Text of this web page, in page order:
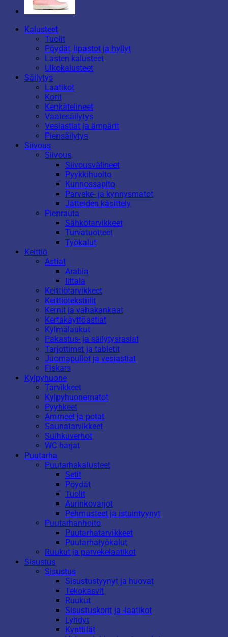
Kalusteet
Tuolit
Pöydät, lipastot ja hyllyt
Lasten kalusteet
Ulkokalusteet
Säilytys
Laatikot
Korit
Kenkätelineet
Vaatesäilytys
Vesiastiat ja ämpärit
Piensäilytys
Siivous
Siivous
Siivousvälineet
Pyykkihuolto
Kunnossapito
Parveke- ja kynnysmatot
Jätteiden käsittely
Pienrauta
Sähkötarvikkeet
Turvatuotteet
Työkalut
Keittiö
Astiat
Arabia
Iittala
Keittiötarvikkeet
Keittiötekstiilit
Kernit ja vahakankaat
Kertakäyttöastiat
Kylmälaukut
Pakastus- ja säilytysrasiat
Tarjottimet ja tabletit
Juomapullot ja vesiastiat
Fiskars
Kylpyhuone
Tarvikkeet
Kylpyhuonematot
Pyyhkeet
Ammeet ja potat
Saunatarvikkeet
Suihkuverhot
WC-harjat
Puutarha
Puutarhakalusteet
Setit
Pöydät
Tuolit
Aurinkovarjot
Pehmusteet ja istuintyynyt
Puutarhanhoito
Puutarhatarvikkeet
Puutarhatyökalut
Ruukut ja parvekelaatikot
Sisustus
Sisustus
Sisustustyynyt ja huovat
Tekokasvit
Ruukut
Sisustuskorit ja -laatikot
Lyhdyt
Kynttilät